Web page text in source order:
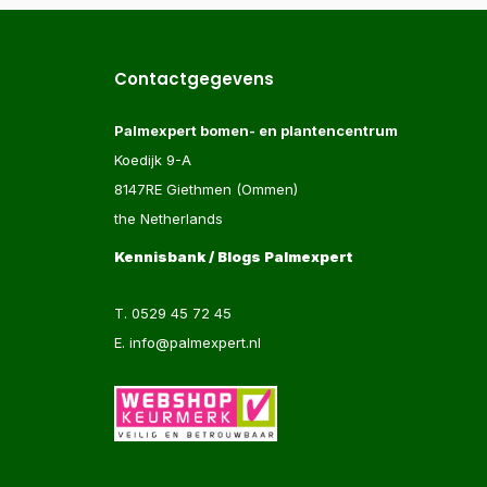
Contactgegevens
Palmexpert bomen- en plantencentrum
Koedijk 9-A
8147RE Giethmen (Ommen)
the Netherlands
Kennisbank / Blogs Palmexpert
T. 0529 45 72 45
E. info@palmexpert.nl